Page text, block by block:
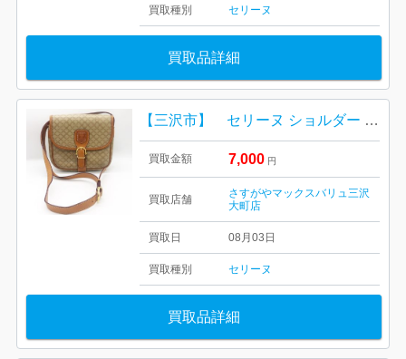
買取種別 セリーヌ
買取品詳細
【三沢市】 セリーヌ ショルダー をお買取り致しました！
買取金額 7,000 円
買取店舗
さすがやマックスバリュ三沢
大町店
買取日 08月03日
買取種別 セリーヌ
買取品詳細